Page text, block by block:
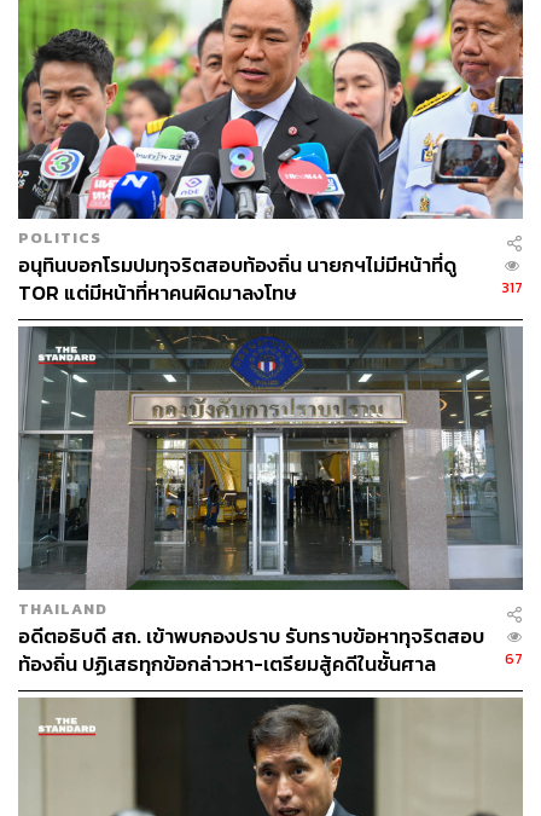
ชัชชาติยังระบุว่า ปัญหากรุงเทพไม่มีที่สิ้นสุด เพราะปัญหามี
ทุกหย่อมหญ้า นั่นคือเหตุผลที่ต้องลงพื้นที่ รับฟังปัญหา และ
นำไปแก้ไข คนที่บอกว่าจะแก้ปัญหาให้หมด 100% นั้นเป็นไป
ไม่ได้ ดังนั้น เราต้องลงพื้นที่ ทำงาน ทำงาน ทำงานต่อไป
ขณะเดียวกันก็มีบางคนชมว่าชีวิตดีขึ้น ขณะที่บางคนบอกว่า
ทีมงานเราประชาสัมพันธ์ไม่เก่ง ซึ่งมองว่า ไม่เป็นไรเพราะ
ชีวิตประชาชนไม่ได้ดีขึ้นเพราะการประสัมพันธ์ แต่ดีขึ้น
เพราะน้ำท่วมแล้วลดลงเร็ว มีไฟฟ้า มีการศึกษาที่ดี มีถนน
หนทางที่ดีขึ้น จะเป็นสิ่งที่สะท้อนในผลเลือกตั้งเอง แต่ก็ยินดี
น้อมรับทุกคำติชม
ชัชชาติยังยืนยันด้วยว่า ไม่เคยแต่งตั้ง สุรพล นิติไกรพจน์ เป็น
นายกสภามหาวิทยาลัยนวมินทราธิราช เพราะมีการแต่งตั้ง
มาก่อนแล้ว และตนเองไม่มีส่วนเกี่ยวข้อง แต่ยอมรับว่า เคย
แต่งตั้ง ธงทอง จันทรางศุ เป็นประธานกรรมการ บริษัท
กรุงเทพธนาคม จำกัด (KT) เพราะเชื่อว่าเป็นนักกฎหมายที่มี
คุณภาพ ดูแลประชาชน
TAGS: เลือกตั้งผู้ว่าฯ กทม. 2569
คณะกรรมการป้องกันและปราบปรามการทุจริตแห่งชาติ
(ป.ป.ช.)
ชัชชาติ สิทธิพันธุ์
ธงทอง จันทรางศุ
คริส โปตระนันทน์
เลือกตั้งผู้ว่าฯ กทม
สภากรุงเทพมหานคร
สุรพล นิติไกรพจน์
พรรคเศรษฐกิจ
POLITICS
อนุทินบอกโรมปมทุจริตสอบท้องถิ่น นายกฯไม่มีหน้าที่ดู
TOR แต่มีหน้าที่หาคนผิดมาลงโทษ
317
THAILAND
อดีตอธิบดี สถ. เข้าพบกองปราบ รับทราบข้อหาทุจริตสอบ
ท้องถิ่น ปฏิเสธทุกข้อกล่าวหา-เตรียมสู้คดีในชั้นศาล
67